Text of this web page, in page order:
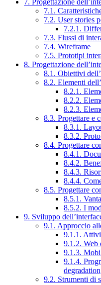
7. Progettazione
7.1.
7.2. User stories
7.2.1.
7.3. Flussi di
7.4. Wireframe
7.5. Prototipi
8. Progettazione
8.1. Obiettivi
8.2. Elementi
8.2.1.
8.2.2.
8.2.3.
8.3. Progettare e
8.3.1.
8.3.2.
8.4. Progettare
8.4.1.
8.4.2.
8.4.3.
8.4.4.
8.5. Progettare
8.5.1.
8.5.2. I
9. Sviluppo
9.1. Approccio
9.1.1.
9.1.2. Web
9.1.3.
9.1.4.
degradation
9.2. Strumenti di